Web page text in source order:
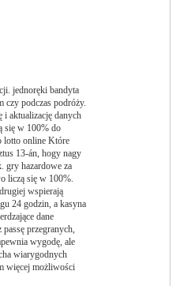
jednoręki bandyta
czy podczas podróży.
i aktualizację danych
się w 100% do
lotto online Które
13-án, hogy nagy
gry hazardowe za
liczą się w 100%.
wspierają
24 godzin, a kasyna
dane
przegranych,
wygodę, ale
wiarygodnych
więcej możliwości